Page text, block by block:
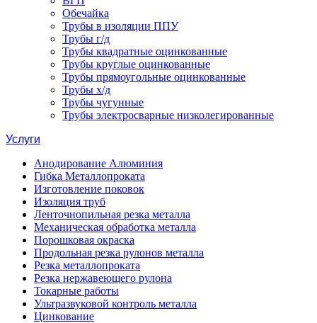
Обечайка
Трубы в изоляции ППУ
Трубы г/д
Трубы квадратные оцинкованные
Трубы круглые оцинкованные
Трубы прямоугольные оцинкованные
Трубы х/д
Трубы чугунные
Трубы электросварные низколегированные
Услуги
Анодирование Алюминия
Гибка Металлопроката
Изготовление поковок
Изоляция труб
Ленточнопильная резка металла
Механическая обработка металла
Порошковая окраска
Продольная резка рулонов металла
Резка металлопроката
Резка нержавеющего рулона
Токарные работы
Ультразвуковой контроль металла
Цинкование